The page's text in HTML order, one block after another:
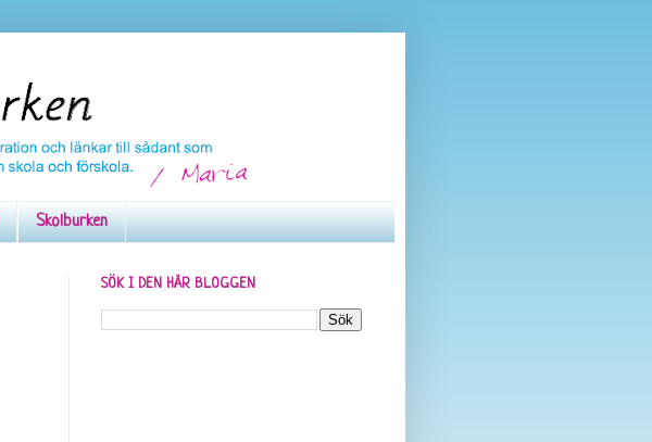
Skolburken
SÖK I DEN HÄR BLOGGEN